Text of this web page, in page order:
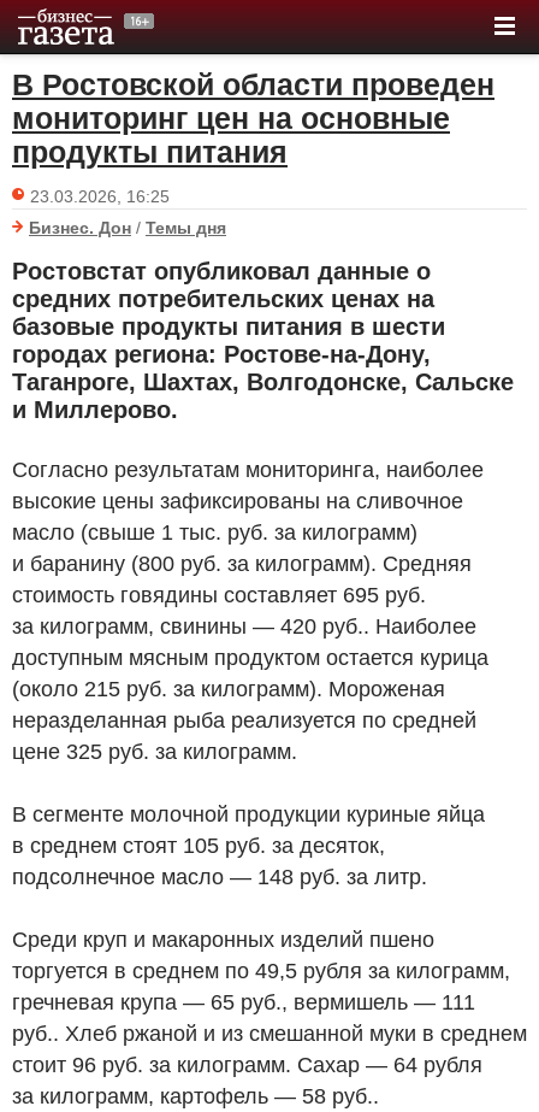
В Ростовской области проведен
мониторинг цен на основные
продукты питания
23.03.2026, 16:25
Бизнес. Дон / Темы дня
Ростовстат опубликовал данные о
средних потребительских ценах на
базовые продукты питания в шести
городах региона: Ростове-на-Дону,
Таганроге, Шахтах, Волгодонске, Сальске
и Миллерово.
Согласно результатам мониторинга, наиболее
высокие цены зафиксированы на сливочное
масло (свыше 1 тыс. руб. за килограмм)
и баранину (800 руб. за килограмм). Средняя
стоимость говядины составляет 695 руб.
за килограмм, свинины — 420 руб.. Наиболее
доступным мясным продуктом остается курица
(около 215 руб. за килограмм). Мороженая
неразделанная рыба реализуется по средней
цене 325 руб. за килограмм.
В сегменте молочной продукции куриные яйца
в среднем стоят 105 руб. за десяток,
подсолнечное масло — 148 руб. за литр.
Среди круп и макаронных изделий пшено
торгуется в среднем по 49,5 рубля за килограмм,
гречневая крупа — 65 руб., вермишель — 111
руб.. Хлеб ржаной и из смешанной муки в среднем
стоит 96 руб. за килограмм. Сахар — 64 рубля
за килограмм, картофель — 58 руб..